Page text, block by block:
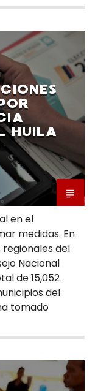
HUILA
en el
medidas. En
del
Nacional
de 15,052
del
tomado